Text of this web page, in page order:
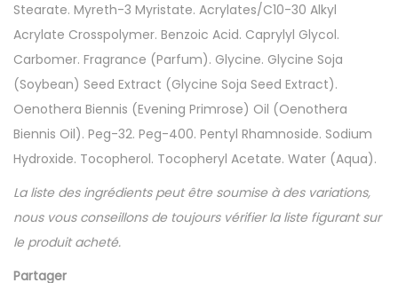
Stearate. Myreth-3 Myristate. Acrylates/C10-30 Alkyl
Acrylate Crosspolymer. Benzoic Acid. Caprylyl Glycol.
Carbomer. Fragrance (Parfum). Glycine. Glycine Soja
(Soybean) Seed Extract (Glycine Soja Seed Extract).
Oenothera Biennis (Evening Primrose) Oil (Oenothera
Biennis Oil). Peg-32. Peg-400. Pentyl Rhamnoside. Sodium
Hydroxide. Tocopherol. Tocopheryl Acetate. Water (Aqua).
La liste des ingrédients peut être soumise à des variations,
nous vous conseillons de toujours vérifier la liste figurant sur
le produit acheté.
Partager